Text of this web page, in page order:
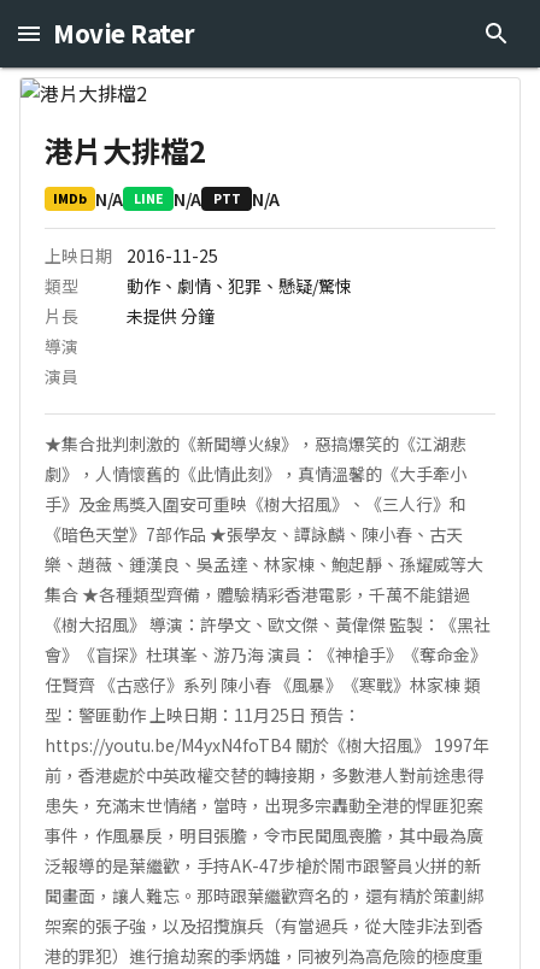
Movie Rater
港片大排檔2
IMDb N/A LINE N/A PTT N/A
上映日期
2016-11-25
類型
動作、劇情、犯罪、懸疑/驚悚
片長
未提供分鐘
導演
演員
★集合批判刺激的《新聞導火線》，惡搞爆笑的《江湖悲
劇》，人情懷舊的《此情此刻》，真情溫馨的《大手牽小
手》及金馬獎入圍安可重映《樹大招風》、《三人行》和
《暗色天堂》7部作品 ★張學友、譚詠麟、陳小春、古天
樂、趙薇、鍾漢良、吳孟達、林家棟、鮑起靜、孫耀威等大
集合 ★各種類型齊備，體驗精彩香港電影，千萬不能錯過
《樹大招風》 導演：許學文、歐文傑、黃偉傑 監製：《黑社
會》《盲探》杜琪峯、游乃海 演員：《神槍手》《奪命金》
任賢齊 《古惑仔》系列 陳小春 《風暴》《寒戰》林家棟 類
型：警匪動作 上映日期：11月25日 預告：
https://youtu.be/M4yxN4foTB4 關於《樹大招風》 1997年
前，香港處於中英政權交替的轉接期，多數港人對前途患得
患失，充滿末世情緒，當時，出現多宗轟動全港的悍匪犯案
事件，作風暴戾，明目張膽，令市民聞風喪膽，其中最為廣
泛報導的是葉繼歡，手持AK-47步槍於鬧市跟警員火拼的新
聞畫面，讓人難忘。那時跟葉繼歡齊名的，還有精於策劃綁
架案的張子強，以及招攬旗兵（有當過兵，從大陸非法到香
港的罪犯）進行搶劫案的季炳雄，同被列為高危險的極度重